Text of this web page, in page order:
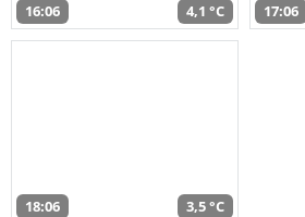
16:06 4,1 °C 17:06
18:06 3,5 °C